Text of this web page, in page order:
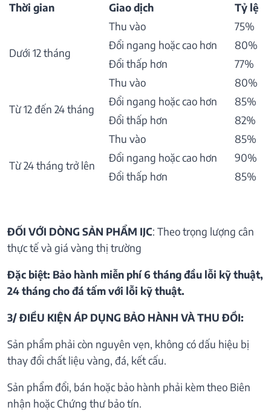
Thời gian Giao dịch Tỷ lệ
Dưới 12 tháng
Thu vào
75%
Đổi ngang hoặc cao hơn
80%
Đổi thấp hơn
77%
Từ 12 đến 24 tháng
Thu vào
80%
Đổi ngang hoặc cao hơn
85%
Đổi thấp hơn
82%
Từ 24 tháng trở lên
Thu vào
85%
Đổi ngang hoặc cao hơn
90%
Đổi thấp hơn
85%
ĐỐI VỚI DÒNG SẢN PHẨM IJC: Theo trọng lượng cân
thực tế và giá vàng thị trường
Đặc biệt: Bảo hành miễn phí 6 tháng đầu lỗi kỹ thuật,
24 tháng cho đá tấm với lỗi kỹ thuật.
3/ ĐIỀU KIỆN ÁP DỤNG BẢO HÀNH VÀ THU ĐỒI:
Sản phẩm phải còn nguyên vẹn, không có dấu hiệu bị
thay đổi chất liệu vàng, đá, kết cấu.
Sản phẩm đổi, bán hoặc bảo hành phải kèm theo Biên
nhận hoặc Chứng thư bảo tín.